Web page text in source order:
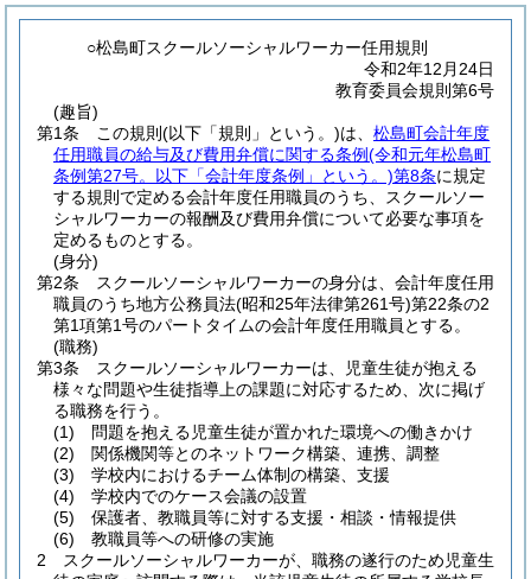
○松島町スクールソーシャルワーカー任用規則
令和2年12月24日
教育委員会規則第6号
(趣旨)
第1条
この規則 (以下「規則」という。)は、 松島町会計年度
任用職員の給与及び費用弁償に関する条例(令和元年松島町
条例第27号。以下「会計年度条例」という。)第8条に規定
する規則で定める会計年度任用職員のうち、スクールソー
シャルワーカーの報酬及び費用弁償について必要な事項を
定めるものとする。
(身分)
第2条
スクールソーシャルワーカーの身分は、会計年度任用
職員のうち地方公務員法(昭和25年法律第261号)第22条の2
第1項第1号のパートタイムの会計年度任用職員とする。
(職務)
第3条
スクールソーシャルワーカーは、児童生徒が抱える
様々な問題や生徒指導上の課題に対応するため、次に掲げ
る職務を行う。
(1)
問題を抱える児童生徒が置かれた環境への働きかけ
(2)
関係機関等とのネットワーク構築、連携、調整
(3)
学校内におけるチーム体制の構築、支援
(4)
学校内でのケース会議の設置
(5)
保護者、教職員等に対する支援・相談・情報提供
(6)
教職員等への研修の実施
2
スクールソーシャルワーカーが、職務の遂行のため児童生